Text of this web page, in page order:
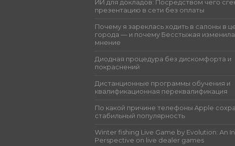
ИИ для докладов: Посредством чего
презентацию в сети без оплаты
Почему я зареклась ходить в салоны в
города — и почему Бесстыжая
мнение
Диодная процедура без дискомфорта и
покраснений
Дистанционные программы обучения и
квалификационная переквалификация
По какой причине телефоны Apple
стабильный популярность
Winter fishing Live Game by Evolution: An
Perspective on live dealer games